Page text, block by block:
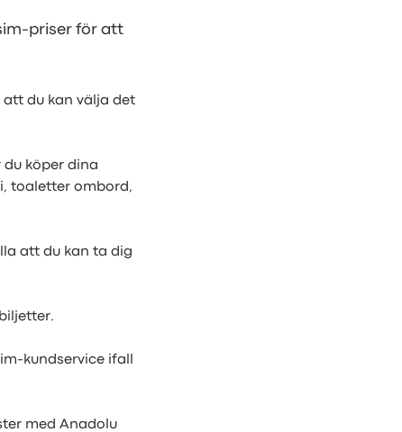
priser för att
att du kan välja det
köper dina
toaletter ombord,
att du kan ta dig
kundservice ifall
med Anadolu